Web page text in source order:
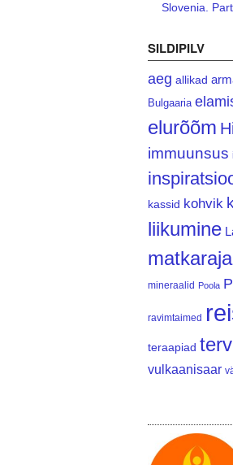
Slovenia.
SILDIPILV
aeg allikad
Bulgaaria
elurõõm
immuunsus
kassid kohvik
liikumine
mineraalid Poola
ravimtaimed
teraapiad
vulkaanisaar